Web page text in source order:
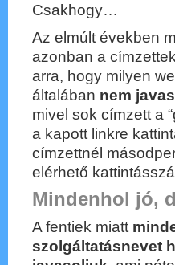
Csakhogy…
Az elmúlt években
azonban a
arra, hogy milyen
általában nem
mivel sok címzett a
a kapott linkre
címzettnél
elérhető
Mindenhol jó,
A fentiek miatt
szolgáltatásnevet